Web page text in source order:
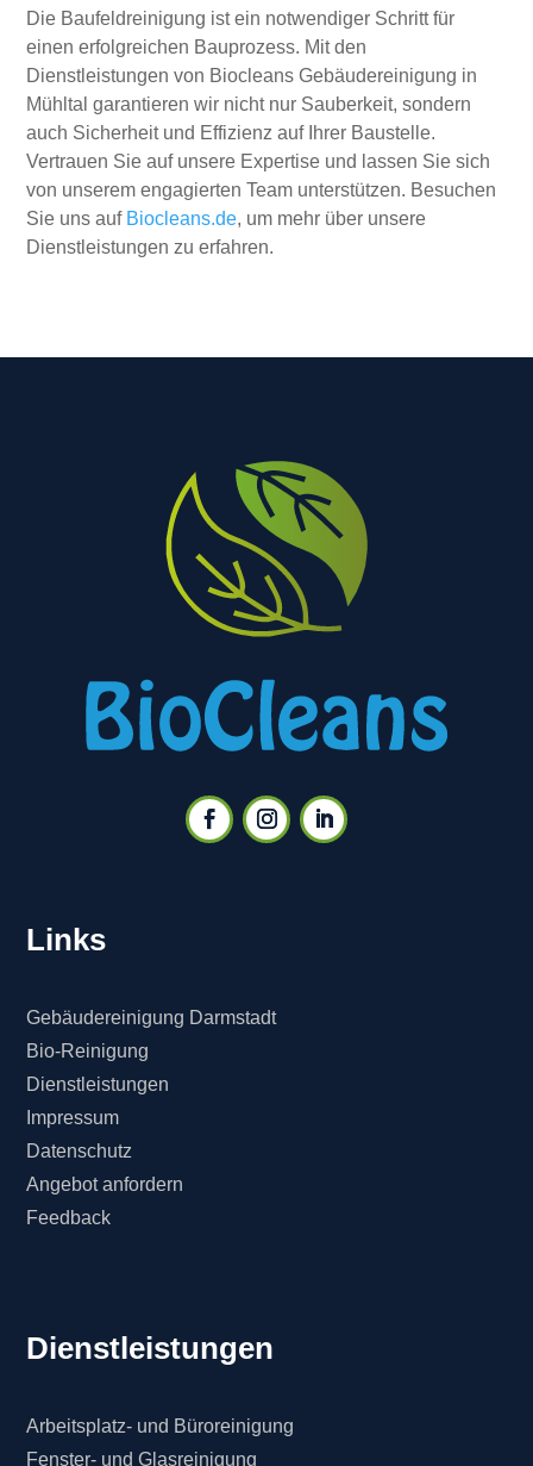
Die Baufeldreinigung ist ein notwendiger Schritt für
einen erfolgreichen Bauprozess. Mit den
Dienstleistungen von Biocleans Gebäudereinigung in
Mühltal garantieren wir nicht nur Sauberkeit, sondern
auch Sicherheit und Effizienz auf Ihrer Baustelle.
Vertrauen Sie auf unsere Expertise und lassen Sie sich
von unserem engagierten Team unterstützen. Besuchen
Sie uns auf Biocleans.de, um mehr über unsere
Dienstleistungen zu erfahren.
Links
Gebäudereinigung Darmstadt
Bio-Reinigung
Dienstleistungen
Impressum
Datenschutz
Angebot anfordern
Feedback
Dienstleistungen
Arbeitsplatz- und Büroreinigung
Fenster- und Glasreinigung